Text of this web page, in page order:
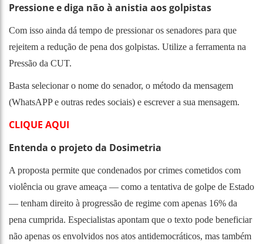
Pressione e diga não à anistia aos golpistas
Com isso ainda dá tempo de pressionar os senadores para que
rejeitem a redução de pena dos golpistas. Utilize a ferramenta na
Pressão da CUT.
Basta selecionar o nome do senador, o método da mensagem
(WhatsAPP e outras redes sociais) e escrever a sua mensagem.
CLIQUE AQUI
Entenda o projeto da Dosimetria
A proposta permite que condenados por crimes cometidos com
violência ou grave ameaça — como a tentativa de golpe de Estado
— tenham direito à progressão de regime com apenas 16% da
pena cumprida. Especialistas apontam que o texto pode beneficiar
não apenas os envolvidos nos atos antidemocráticos, mas também